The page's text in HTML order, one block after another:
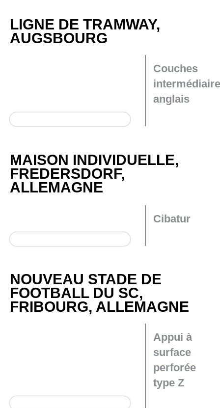
LIGNE DE TRAMWAY,
AUGSBOURG
Couches
anglais
MAISON INDIVIDUELLE,
FREDERSDORF,
ALLEMAGNE
Cibatur
NOUVEAU STADE DE
FOOTBALL DU SC,
FRIBOURG, ALLEMAGNE
Appui à
surface
perforée
type Z